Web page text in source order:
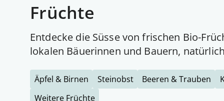
Früchte
Entdecke die Süsse von frischen Bio-
lokalen Bäuerinnen und Bauern,
Äpfel & Birnen Steinobst Beeren & Trauben
Weitere Früchte